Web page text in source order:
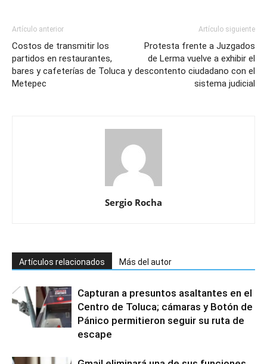
Artículo anterior
Costos de transmitir los
partidos en restaurantes,
bares y cafeterías de Toluca y
Metepec
Artículo siguiente
Protesta frente a Juzgados
de Lerma vuelve a exhibir el
descontento ciudadano con el
sistema judicial
Sergio Rocha
Artículos relacionados Más del autor
Capturan a presuntos asaltantes en el
Centro de Toluca; cámaras y Botón de
Pánico permitieron seguir su ruta de
escape